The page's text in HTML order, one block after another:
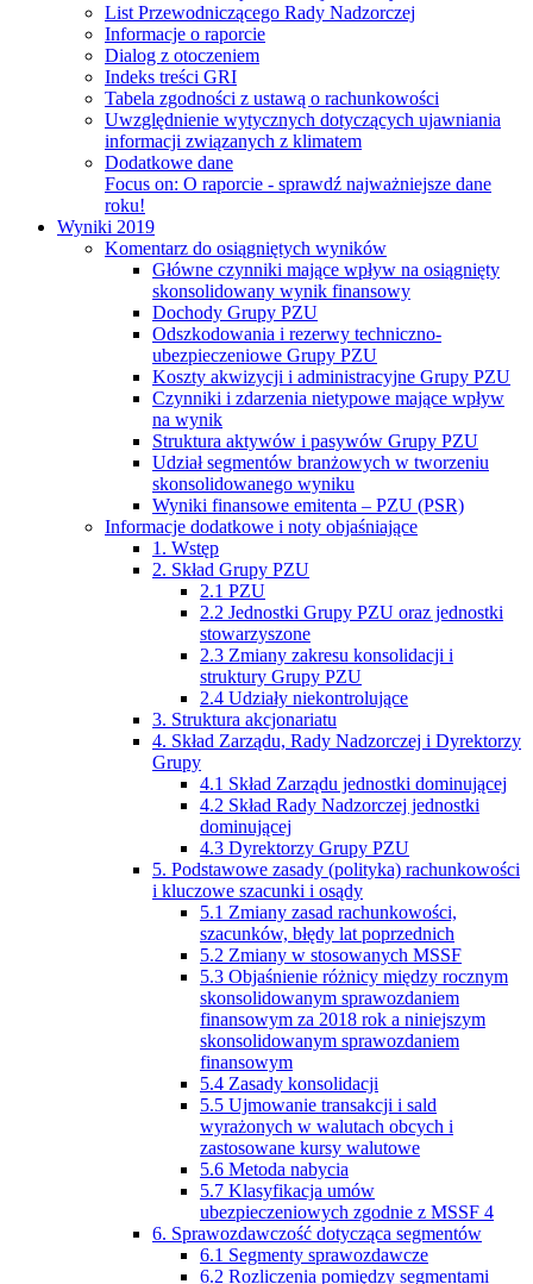
List Przewodniczącego Rady Nadzorczej
Informacje o raporcie
Dialog z otoczeniem
Indeks treści GRI
Tabela zgodności z ustawą o rachunkowości
Uwzględnienie wytycznych dotyczących ujawniania
informacji związanych z klimatem
Dodatkowe dane
Focus on: O raporcie - sprawdź najważniejsze dane
roku!
Wyniki 2019
Komentarz do osiągniętych wyników
Główne czynniki mające wpływ na osiągnięty
skonsolidowany wynik finansowy
Dochody Grupy PZU
Odszkodowania i rezerwy techniczno-
ubezpieczeniowe Grupy PZU
Koszty akwizycji i administracyjne Grupy PZU
Czynniki i zdarzenia nietypowe mające wpływ
na wynik
Struktura aktywów i pasywów Grupy PZU
Udział segmentów branżowych w tworzeniu
skonsolidowanego wyniku
Wyniki finansowe emitenta – PZU (PSR)
Informacje dodatkowe i noty objaśniające
1. Wstęp
2. Skład Grupy PZU
2.1 PZU
2.2 Jednostki Grupy PZU oraz jednostki
stowarzyszone
2.3 Zmiany zakresu konsolidacji i
struktury Grupy PZU
2.4 Udziały niekontrolujące
3. Struktura akcjonariatu
4. Skład Zarządu, Rady Nadzorczej i Dyrektorzy
Grupy
4.1 Skład Zarządu jednostki dominującej
4.2 Skład Rady Nadzorczej jednostki
dominującej
4.3 Dyrektorzy Grupy PZU
5. Podstawowe zasady (polityka) rachunkowości
i kluczowe szacunki i osądy
5.1 Zmiany zasad rachunkowości,
szacunków, błędy lat poprzednich
5.2 Zmiany w stosowanych MSSF
5.3 Objaśnienie różnicy między rocznym
skonsolidowanym sprawozdaniem
finansowym za 2018 rok a niniejszym
skonsolidowanym sprawozdaniem
finansowym
5.4 Zasady konsolidacji
5.5 Ujmowanie transakcji i sald
wyrażonych w walutach obcych i
zastosowane kursy walutowe
5.6 Metoda nabycia
5.7 Klasyfikacja umów
ubezpieczeniowych zgodnie z MSSF 4
6. Sprawozdawczość dotycząca segmentów
6.1 Segmenty sprawozdawcze
6.2 Rozliczenia pomiędzy segmentami